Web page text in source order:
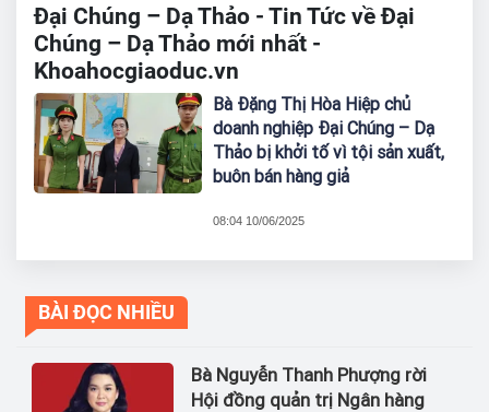
Đại Chúng – Dạ Thảo - Tin Tức về Đại
Chúng – Dạ Thảo mới nhất -
Khoahocgiaoduc.vn
Bà Đặng Thị Hòa Hiệp chủ
doanh nghiệp Đại Chúng – Dạ
Thảo bị khởi tố vì tội sản xuất,
buôn bán hàng giả
08:04 10/06/2025
BÀI ĐỌC NHIỀU
Bà Nguyễn Thanh Phượng rời
Hội đồng quản trị Ngân hàng